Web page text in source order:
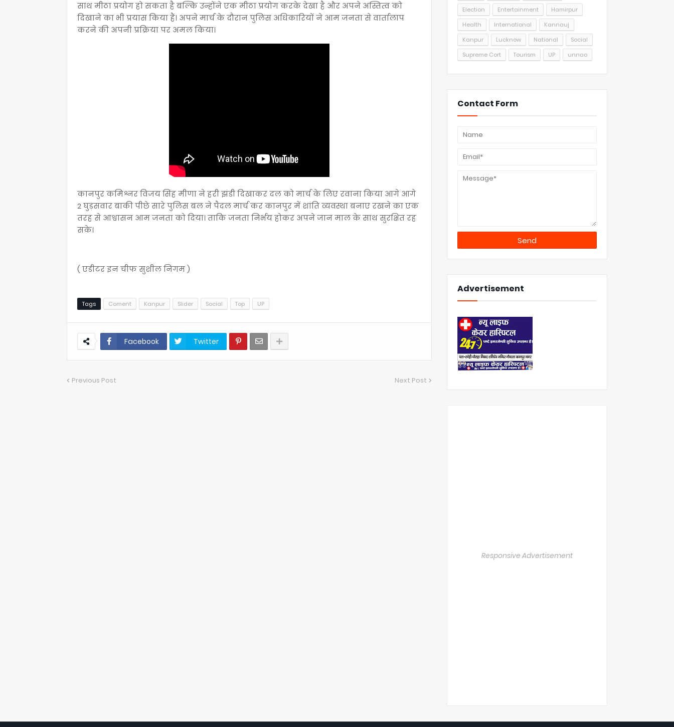
साथ मीठा प्रयोग हो सकता है बल्कि उन्होंने एक मीठा प्रयोग करके देखा है और अपने अस्तित्व को
दिखाने का भी प्रयास किया हैं। अपने मार्च के दौरान पुलिस अधिकारियों ने आम जनता से वार्तालाप
करने की अपनी प्रक्रिया पर अमल किया।
कानपुर कमिश्नर विजय सिंह मीणा ने हरी झंडी दिखाकर दल को मार्च के लिए रवाना किया आगे आगे
2 घुड़सवार बाकी पीछे सारे पुलिस बल ने पैदल मार्च कर कानपुर में शांति व्यवस्था बनाए रखने का एक
तरह से आश्वासन आम जनता को दिया। ताकि जनता निर्भय होकर अपने जान माल के साथ सुरक्षित रह
सके।
( एडीटर इन चीफ सुशील निगम )
Tags Coment Kanpur Slider Social Top UP
Facebook Twitter
Previous Post Next Post
Election
Entertainment
Hamirpur
Health
International
Kannauj
Kanpur
Lucknow National
Social
Supreme Cort
Tourism UP unnao
Contact Form
Advertisement
Responsive Advertisement